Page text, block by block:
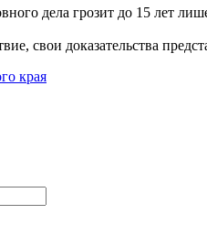
дела грозит до 15 лет
свои доказательства
края